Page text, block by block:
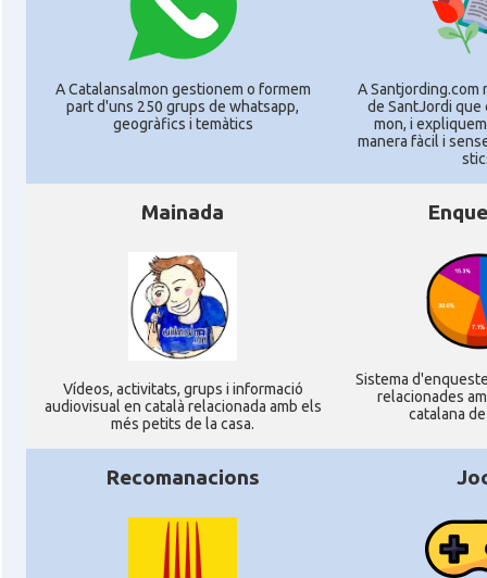
A Catalansalmon gestionem o formem
part d'uns 250 grups de whatsapp,
geogràfics i temàtics
A Santjording.com
de SantJordi que
mon, i
manera fàcil i
Mainada
Ví­deos, activitats, grups i informació
audiovisual en català relacionada amb els
més petits de la casa.
Sistema
relacionades
catalana
Recomanacions